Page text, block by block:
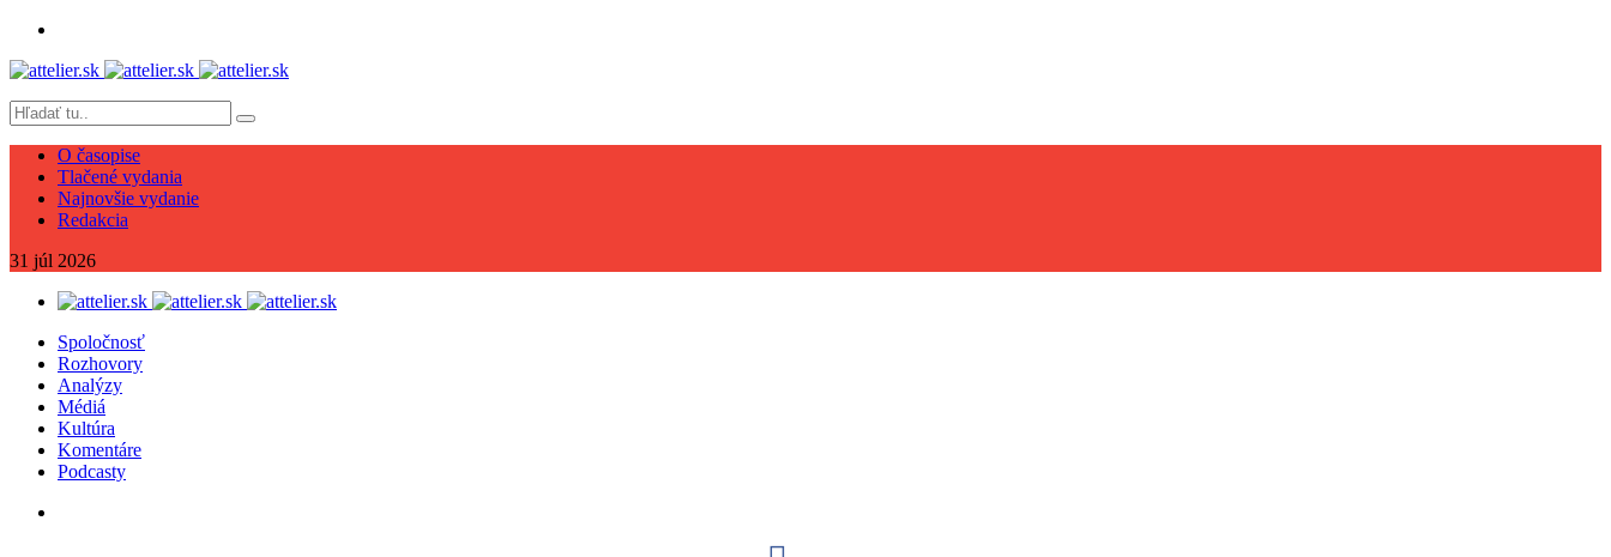
O časopise
Tlačené vydania
Najnovšie vydanie
Redakcia
31 júl 2026
Spoločnosť
Rozhovory
Analýzy
Médiá
Kultúra
Komentáre
Podcasty